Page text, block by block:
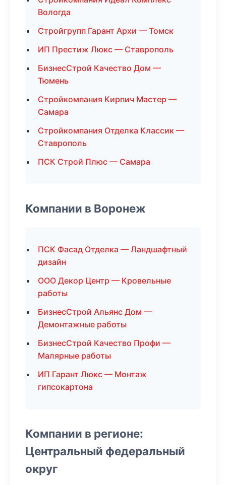
Вологда
Стройгрупп Гарант Архи — Томск
ИП Престиж Люкс — Ставрополь
БизнесСтрой Качество Дом —
Тюмень
Стройкомпания Кирпич Мастер —
Самара
Стройкомпания Отделка Классик —
Ставрополь
ПСК Строй Плюс — Самара
Компании в Воронеж
ПСК Фасад Отделка — Ландшафтный
дизайн
ООО Декор Центр — Кровельные
работы
БизнесСтрой Альянс Дом —
Демонтажные работы
БизнесСтрой Качество Профи —
Малярные работы
ИП Гарант Люкс — Монтаж
гипсокартона
Компании в регионе:
Центральный федеральный
округ